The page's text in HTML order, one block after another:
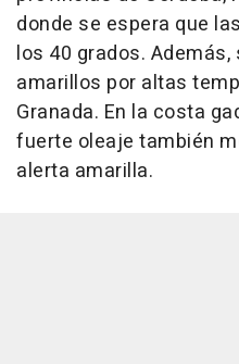
donde se espera que
los 40 grados.
amarillos por altas
Granada. En la costa
fuerte oleaje también
alerta amarilla.